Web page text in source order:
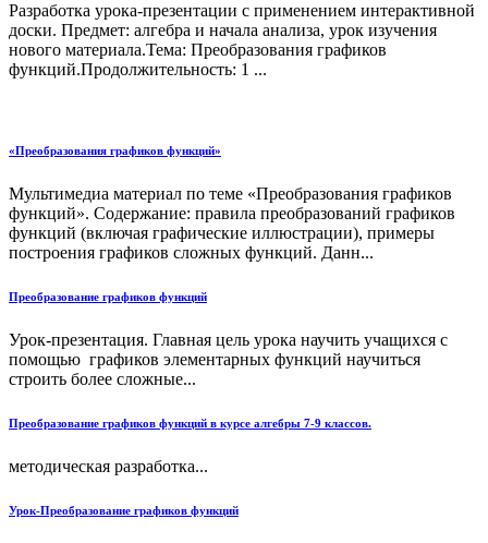
Разработка урока-презентации с применением интерактивной
доски. Предмет: алгебра и начала анализа, урок изучения
нового материала.Тема: Преобразования графиков
функций.Продолжительность: 1 ...
«Преобразования графиков функций»
Мультимедиа материал по теме «Преобразования графиков
функций». Содержание: правила преобразований графиков
функций (включая графические иллюстрации), примеры
построения графиков сложных функций. Данн...
Преобразование графиков функций
Урок-презентация. Главная цель урока научить учащихся с
помощью графиков элементарных функций научиться
строить более сложные...
Преобразование графиков функций в курсе алгебры 7-9 классов.
методическая разработка...
Урок-Преобразование графиков функций